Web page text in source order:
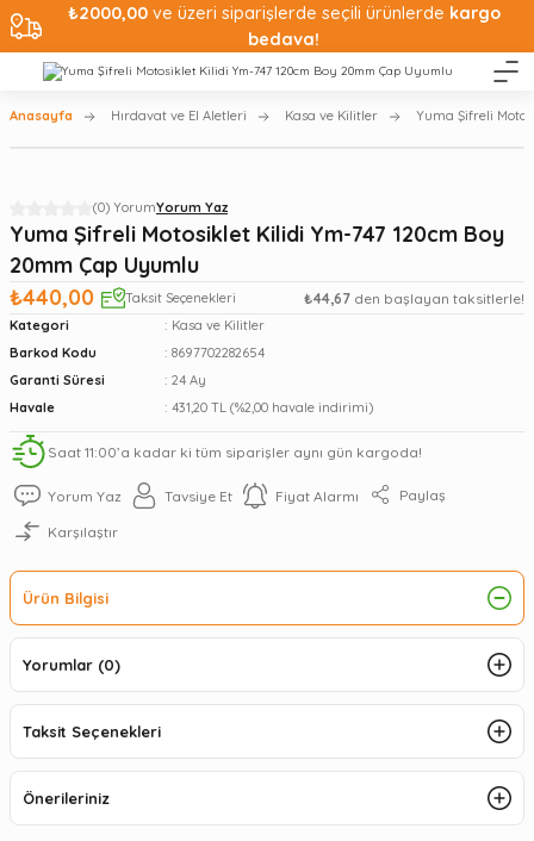
₺2000,00ve üzeri siparişlerde seçili ürünlerde kargo
bedava!
Anasayfa Hırdavat ve El Aletleri Kasa ve Kilitler Yuma Şifreli
(0) YorumYorum Yaz
Yuma Şifreli Motosiklet Kilidi Ym-747 120cm Boy
20mm Çap Uyumlu
₺440,00
Taksit Seçenekleri ₺44,67 den başlayan taksitlerle!
Kategori
Kasa ve Kilitler
Barkod Kodu
8697702282654
Garanti Süresi
24 Ay
Havale
431,20 TL (%2,00 havale indirimi)
Saat 11:00’a kadar ki tüm siparişler aynı gün kargoda!
Yorum Yaz Tavsiye Et Fiyat Alarmı Paylaş
Karşılaştır
Ürün Bilgisi
Yorumlar (0)
Taksit Seçenekleri
Önerileriniz